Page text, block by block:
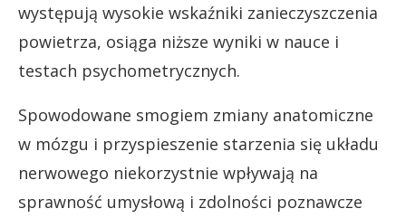
występują wysokie wskaźniki zanieczyszczenia
powietrza, osiąga niższe wyniki w nauce i
testach psychometrycznych.
Spowodowane smogiem zmiany anatomiczne
w mózgu i przyspieszenie starzenia się układu
nerwowego niekorzystnie wpływają na
sprawność umysłową i zdolności poznawcze